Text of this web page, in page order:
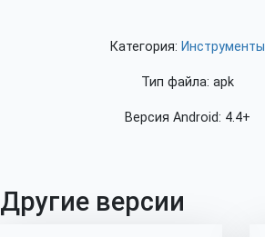
Категория: Инструменты
Тип файла: apk
Версия Android: 4.4+
Другие версии